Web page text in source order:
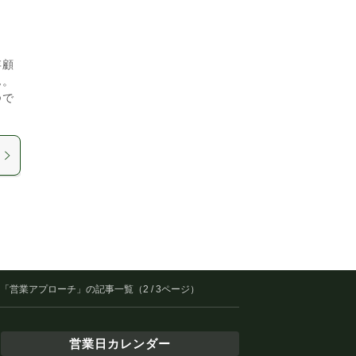
顧
で
「営業アプローチ」の記事一覧（2 / 3ページ）
営業日カレンダー